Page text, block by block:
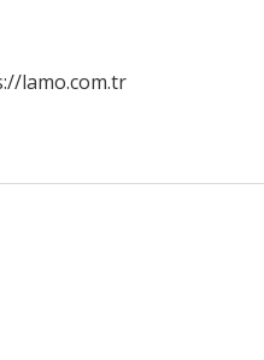
lamo.com.tr